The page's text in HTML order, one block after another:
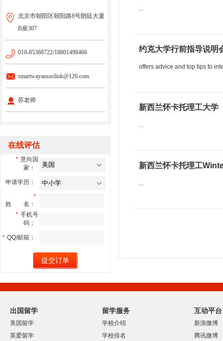
北京市朝阳区朝阳路8号朗廷大厦
B座307
010-85388722/18801498466
smartwayaususlink@126.com
苏老师
在线评估
* 意向国
家：
申请学历：
*
姓 名：
* 手机号
码：
* QQ/邮箱：
...
约克大学行前指导说明
offers advice and top tips to
新西兰怀卡托理工大学
...
新西兰怀卡托理工
...
出国留学
美国留学
英爱留学
留学服务
学校介绍
学校排名
互动平台
新浪微博
腾讯微博